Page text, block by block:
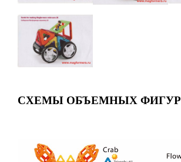
СХЕМЫ ОБЪЕМНЫХ ФИГУР